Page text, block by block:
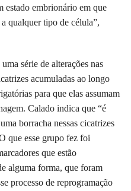
embrionário em que
qualquer tipo de célula”,
série de alterações nas
acumuladas ao longo
para que elas assumam
Calado indica que “é
borracha nessas cicatrizes
que esse grupo fez foi
que estão
alguma forma, que foram
processo de reprogramação